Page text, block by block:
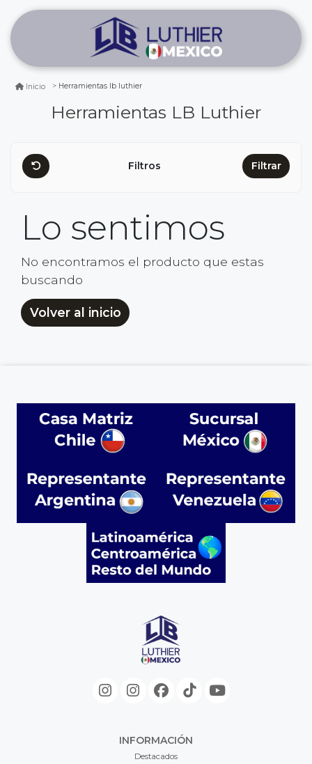
Inicio Herramientas lb luthier
Herramientas LB Luthier
Filtros Filtrar
Lo sentimos
No encontramos el producto que estas
buscando
Volver al inicio
INFORMACIÓN
Destacados